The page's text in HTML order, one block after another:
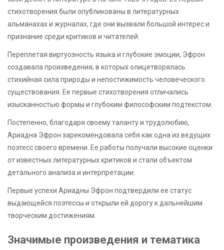
стихотворения были опубликованы в литературных
альманахах и журналах, где они вызвали большой интерес и
признание среди критиков и читателей.
Переплетая виртуозность языка и глубокие эмоции, Эфрон
создавала произведения, в которых олицетворялась
стихийная сила природы и непостижимость человеческого
существования. Ее первые стихотворения отличались
изысканностью формы и глубоким философским подтекстом.
Постепенно, благодаря своему таланту и трудолюбию,
Ариадна Эфрон зарекомендовала себя как одна из ведущих
поэтесс своего времени. Ее работы получали высокие оценки
от известных литературных критиков и стали объектом
детального анализа и интерпретации.
Первые успехи Ариадны Эфрон подтвердили ее статус
выдающейся поэтессы и открыли ей дорогу к дальнейшим
творческим достижениям.
Значимые произведения и тематика